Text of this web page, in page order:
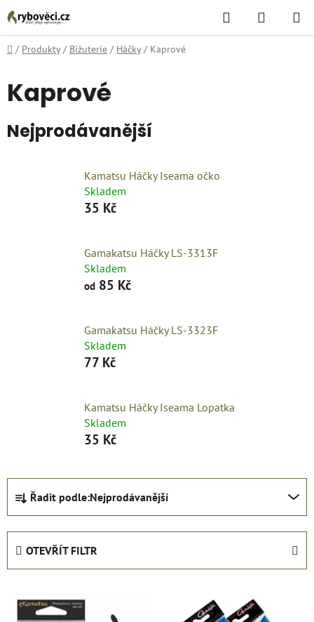
Přejít
na
obsah
Hledat
KOŠÍK
Domů
/ Produkty / Bižuterie / Háčky / Kaprové
Kaprové
Nejprodávanější
Kamatsu Háčky Iseama očko
Skladem
35 Kč
Gamakatsu Háčky LS-3313F
Skladem
od 85 Kč
Gamakatsu Háčky LS-3323F
Skladem
77 Kč
Kamatsu Háčky Iseama Lopatka
Skladem
35 Kč
Ř
a
z
e
n
p
Řadit podle:Nejprodávanější
OTEVŘÍT FILTR